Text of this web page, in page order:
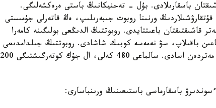
باسقارىلادى. بۇل - تەحنيكانىڭ باستى ەرەكشەلىگى.
ورنىنا روبوت جىبەرىلىپ، ەڭ قاتەرلى جۇمىستى
تەحنيكا اتقارادى. وپەراتور قۇرىلعىنا 700 مەتر قاشىقتىقتان باعىتتايدى. روبوتتىڭ الدىڭعى بولىگىنە كامەرا
باقىلاپ، سۋ نەمەسە كوبىك شاشادى. روبوتتىڭ جىلدامدىعى
ساعاتىنا 10 شاقىرىم. سۋ بۇركۋ قاشىقتىعى 100 مەتردەن اسادى. سالماعى 480 كەلى، ال جۇك كوتەرگىشتىگى 200
باسقارماسى باستىعىنىڭ ورىنباسارى: